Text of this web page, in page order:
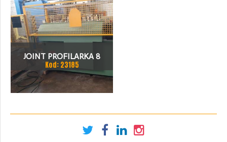
JOINT PROFILARKA 8
STACJI
Kod: 23185